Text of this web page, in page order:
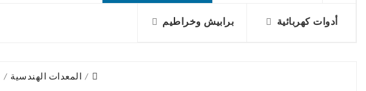
أدوات كهربائية برابيش وخراطيم
المعدات الهندسية